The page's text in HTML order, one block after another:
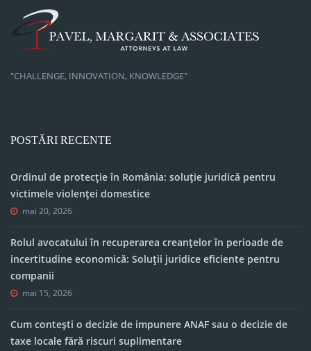
"CHALLENGE, INNOVATION, KNOWLEDGE"
POSTĂRI RECENTE
Ordinul de protecție în România: soluție juridică pentru
victimele violenței domestice
mai 20, 2026
Rolul avocatului în recuperarea creanțelor în perioade de
incertitudine economică: Soluții juridice eficiente pentru
companii
mai 15, 2026
Cum contești o decizie de impunere ANAF sau o decizie de
taxe locale fără riscuri suplimentare